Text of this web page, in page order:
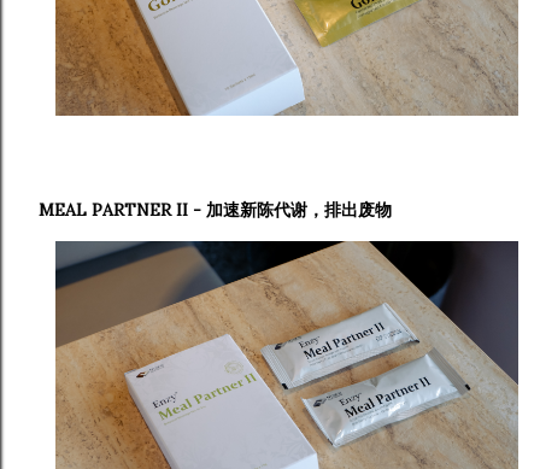
MEAL PARTNER II - 加速新陈代谢，排出废物